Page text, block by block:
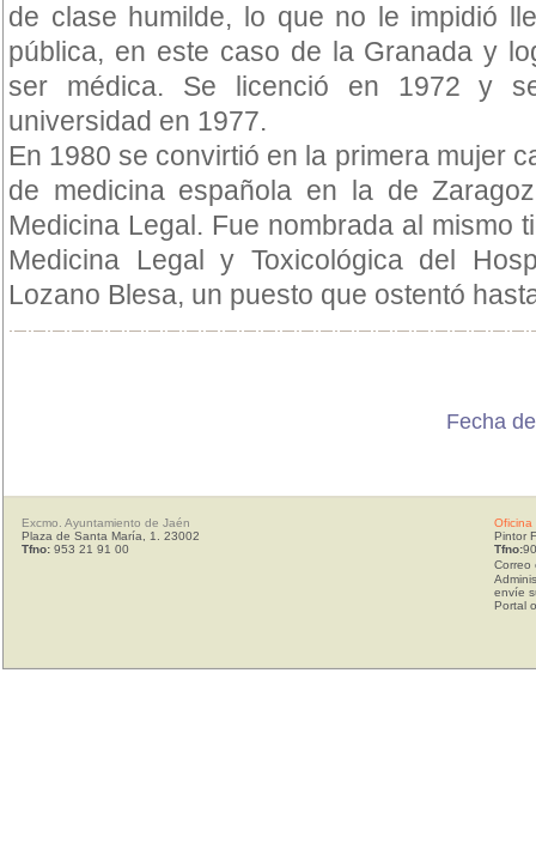
de clase humilde, lo que no le impidió
pública, en este caso de la Granada y
ser médica. Se licenció en 1972 y
universidad en 1977.
En 1980 se convirtió en la primera mujer
de medicina española en la de
Medicina Legal. Fue nombrada al mismo
Medicina Legal y Toxicológica del
Lozano Blesa, un puesto que ostentó
Fecha
Excmo. Ayuntamiento de Jaén
Plaza de Santa María, 1. 23002
Tfno: 953 21 91 00
Oficina
Pintor
Tfno:
Correo
envíe
Portal